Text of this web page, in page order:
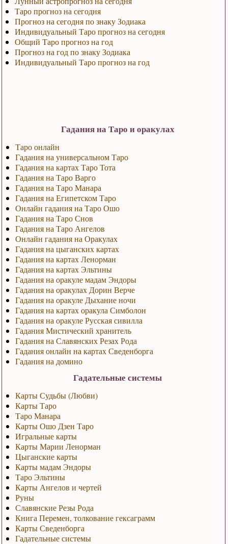
Таро прогноз на сегодня
Прогноз на сегодня по знаку Зодиака
Индивидуальный Таро прогноз на сегодня
Общий Таро прогноз на год
Прогноз на год по знаку Зодиака
Индивидуальный Таро прогноз на год
Гадания на Таро и оракулах
Таро онлайн
Гадания на универсальном Таро
Гадания на картах Таро Тота
Гадания на Таро Варго
Гадания на Таро Манара
Гадания на Египетском Таро
Онлайн гадания на Таро Ошо
Гадания на Таро Снов
Гадания на Таро Ангелов
Онлайн гадания на Оракулах
Гадания на цыганских картах
Гадания на картах Ленорман
Гадания на картах Эльтины
Гадания на оракуле мадам Эндоры
Гадания на оракулах Дорин Верче
Гадания на оракуле Дыхание ночи
Гадания на картах оракула Симболон
Гадания на оракуле Русская сивилла
Гадания Мистический хранитель
Гадания на Славянских Резах Рода
Гадания онлайн на картах Сведенборга
Гадания на домино
Гадательные системы
Карты Судьбы (Любви)
Карты Таро
Таро Манара
Карты Ошо Дзен Таро
Игральные карты
Карты Марии Ленорман
Цыганские карты
Карты мадам Эндоры
Таро Эльтины
Карты Ангелов и чертей
Руны
Славянские Резы Рода
Книга Перемен, толкование гексаграмм
Карты Сведенборга
Гадательные системы